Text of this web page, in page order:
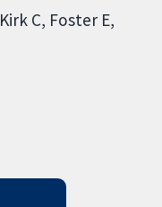
Kirk C Foster E